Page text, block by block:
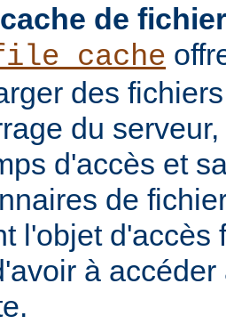
de
des
du
d'accès et
de
l'objet d'accès
à